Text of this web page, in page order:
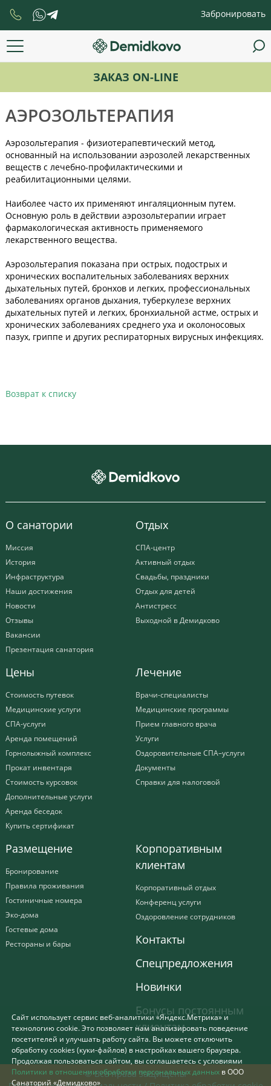
Забронировать
ЗАКАЗ ON-LINE
АЭРОЗОЛЬТЕРАПИЯ
Аэрозольтерапия - физиотерапевтический метод,
основанный на использовании аэрозолей лекарственных
веществ с лечебно-профилактическими и
реабилитационными целями.
Наиболее часто их применяют ингаляционным путем.
Основную роль в действии аэрозольтерапии играет
фармакологическая активность применяемого
лекарственного вещества.
Аэрозольтерапия показана при острых, подострых и
хронических воспалительных заболеваниях верхних
дыхательных путей, бронхов и легких, профессиональных
заболеваниях органов дыхания, туберкулезе верхних
дыхательных путей и легких, бронхиальной астме, острых и
хронических заболеваниях среднего уха и околоносовых
пазух, гриппе и других респираторных вирусных инфекциях.
Возврат к списку
О санатории
Миссия
История
Инфраструктура
Наши достижения
Новости
Отзывы
Вакансии
Презентация санатория
Отдых
СПА-центр
Активный отдых
Свадьбы, праздники
Отдых для детей
Антистресс
Выходной в Демидково
Цены
Стоимость путевок
Медицинские услуги
СПА-услуги
Аренда помещений
Горнолыжный комплекс
Прокат инвентаря
Стоимость курсовок
Дополнительные услуги
Аренда беседок
Купить сертификат
Лечение
Врачи-специалисты
Медицинские программы
Прием главного врача
Услуги
Оздоровительные СПА–услуги
Документы
Справки для налоговой
Размещение
Бронирование
Правила проживания
Гостиничные номера
Эко-дома
Гостевые дома
Рестораны и бары
Корпоративным
клиентам
Корпоративный отдых
Конференц услуги
Оздоровление сотрудников
Контакты
Спецпредложения
Новинки
Бонусы постоянным
клиентам
© Все права защищены
Сайт использует сервис веб-аналитики «Яндекс.Метрика» и
технологию cookie. Это позволяет нам анализировать поведение
посетителей и улучшать работу сайта. Вы можете отключить
обработку cookies (куки-файлов) в настройках вашего браузера.
Продолжая пользоваться сайтом, вы соглашаетесь с условиями
Политики в отношении обработки персональных данных в ООО
Санаторий «Демидково»